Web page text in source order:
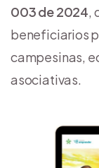
003 de 2024,
beneficiarios
campesinas,
asociativas.